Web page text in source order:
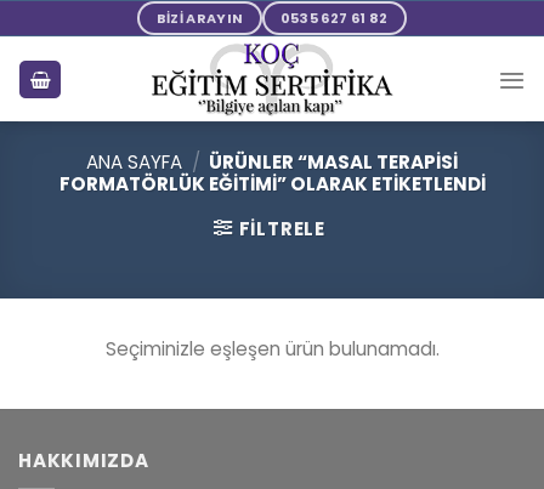
to
content
BİZİ ARAYIN 0535 627 61 82
ANA SAYFA / ÜRÜNLER “MASAL TERAPISI
FORMATÖRLÜK EĞITIMI” OLARAK ETIKETLENDI
FILTRELE
Seçiminizle eşleşen ürün bulunamadı.
HAKKIMIZDA